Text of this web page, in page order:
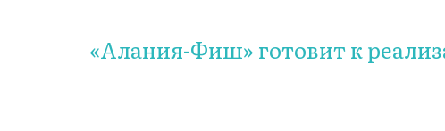
«Алания-Фиш» готовит к